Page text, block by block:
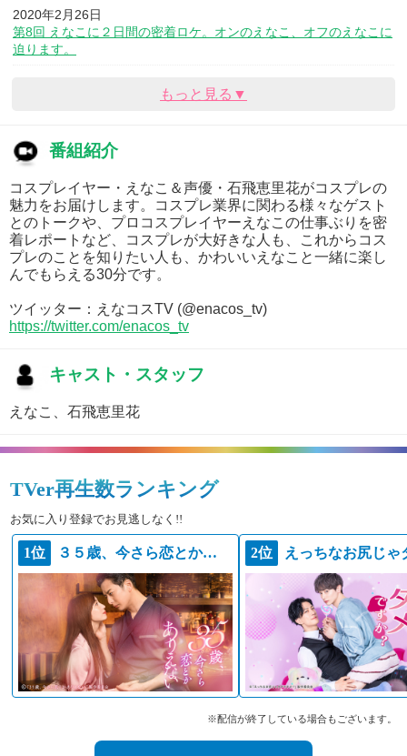
2020年2月26日
第8回 えなこに２日間の密着ロケ。オンのえなこ、オフのえなこに
迫ります。
もっと見る▼
番組紹介
コスプレイヤー・えなこ＆声優・石飛恵里花がコスプレの
魅力をお届けします。コスプレ業界に関わる様々なゲスト
とのトークや、プロコスプレイヤーえなこの仕事ぶりを密
着レポートなど、コスプレが大好きな人も、これからコス
プレのことを知りたい人も、かわいいえなこと一緒に楽し
んでもらえる30分です。
ツイッター：えなコスTV (@enacos_tv)
https://twitter.com/enacos_tv
キャスト・スタッフ
えなこ、石飛恵里花
TVer再生数ランキング
お気に入り登録でお見逃しなく!!
1位 ３５歳、今さら恋とかありえない 2位
※配信が終了している場合もございます。